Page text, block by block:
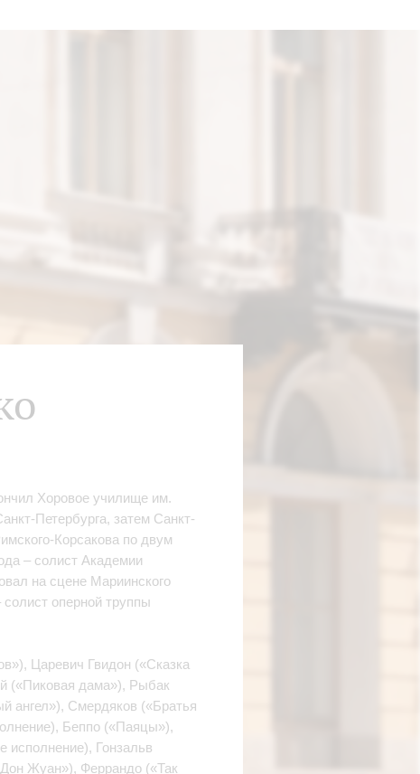
Хоровое училище им.
Петербурга, затем Санкт-
Корсакова по двум
– солист Академии
на сцене Мариинского
солист оперной труппы
Царевич Гвидон («Сказка
(«Пиковая дама»), Рыбак
ангел»), Смердяков («Братья
Беппо («Паяцы»),
исполнение), Гонзальв
Жуан»), Феррандо («Так